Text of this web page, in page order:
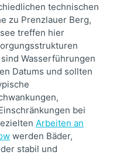
technischen
zu Prenzlauer Berg,
treffen hier
Wasserführungen
Datums und sollten
bei
Arbeiten an
werden Bäder,
stabil und